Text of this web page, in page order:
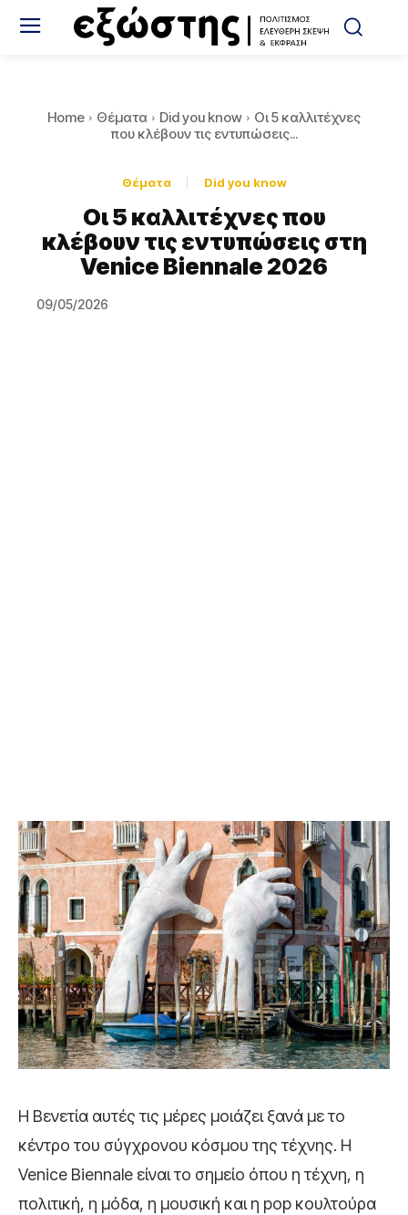
Home Θέματα Did you know
Οι 5 καλλιτέχνες
που κλέβουν τις εντυπώσεις...
Θέματα Did you know
Οι 5 καλλιτέχνες που
κλέβουν τις εντυπώσεις στη
Venice Biennale 2026
09/05/2026
Η Βενετία αυτές τις μέρες μοιάζει ξανά με το
κέντρο του σύγχρονου κόσμου της τέχνης. Η
Venice Biennale είναι το σημείο όπου η τέχνη, η
πολιτική, η μόδα, η μουσική και η pop κουλτούρα